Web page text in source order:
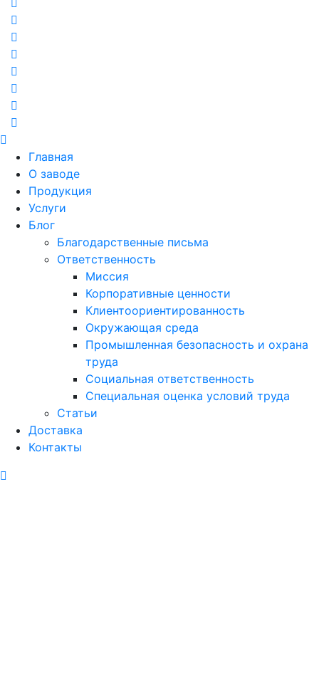
Главная
О заводе
Продукция
Услуги
Блог
Благодарственные письма
Ответственность
Миссия
Корпоративные ценности
Клиентоориентированность
Окружающая среда
Промышленная безопасность и охрана
труда
Социальная ответственность
Специальная оценка условий труда
Статьи
Доставка
Контакты